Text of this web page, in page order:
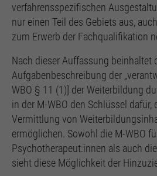
verfahrensspezifischen
nur einen Teil des Gebiets aus,
zum Erwerb der Fachqualifikation
Nach dieser Auffassung beinhaltet
Aufgabenbeschreibung der
WBO § 11 (1)] der Weiterbildung
in der M-WBO den Schlüssel dafür,
Vermittlung von
ermöglichen. Sowohl die M-WBO
Psychotherapeut:innen als auch
sieht diese Möglichkeit der